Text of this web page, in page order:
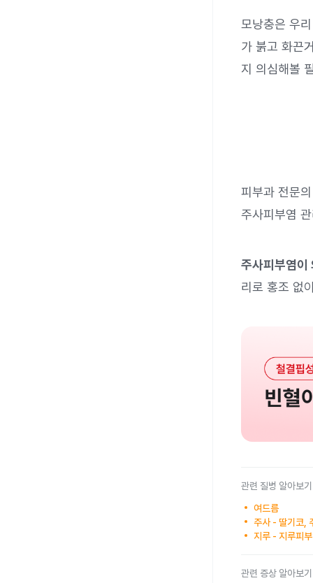
모낭충은 우
가 붉고 화끈
지 의심해볼
피부과 전문
주사피부염
주사피부염이
리로 홍조 없
관련 질병 알아보기
여드름
주사 - 딸기코,
지루 - 지루피
관련 증상 알아보기